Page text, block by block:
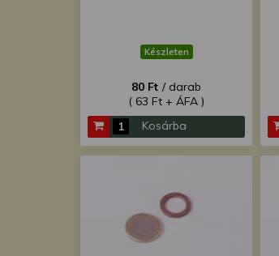
Készleten
80 Ft / darab
( 63 Ft + ÁFA )
Kosárba